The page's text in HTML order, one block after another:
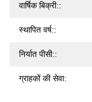
वार्षिक बिक्री::
स्थापित वर्ष::
निर्यात पीसी::
ग्राहकों की सेवा: